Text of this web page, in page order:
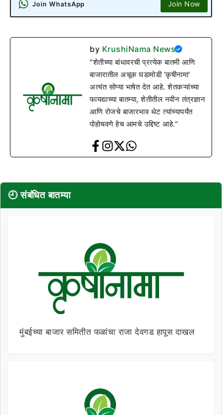
Join WhatsApp Join Now
by KrushiNama News
"शेतीच्या बांधावरची प्रत्येक बातमी आणि
बाजारातील अचूक घडामोडी 'कृषीनामा'
अत्यंत सोप्या भाषेत देत आहे. शेतकऱ्यांच्या
फायद्याच्या बातम्या, शेतीतील नवीन तंत्रज्ञान
आणि रोजचे बाजारभाव थेट त्यांच्यापर्यंत
पोहोचवणे हेच आमचे उद्दिष्ट आहे."
🕘 संबंधित बातम्या
मुंबईच्या बाजार समितीत फळांचा राजा देवगड हापूस दाखल